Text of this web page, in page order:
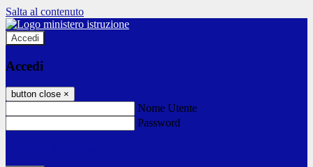
Salta al contenuto
Accedi
Accedi
button close ×
Nome Utente
Password